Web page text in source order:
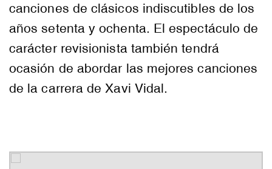
canciones de clásicos indiscutibles de los
años setenta y ochenta. El espectáculo de
carácter revisionista también tendrá
ocasión de abordar las mejores canciones
de la carrera de Xavi Vidal.